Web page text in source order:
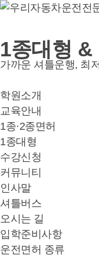
1종대형 &
가까운 셔틀운행, 최
학원소개
교육안내
1종·2종면허
1종대형
수강신청
커뮤니티
인사말
셔틀버스
오시는 길
입학준비사항
운전면허 종류